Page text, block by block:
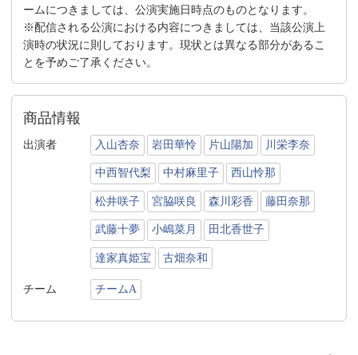
ームにつきましては、公演実施日時点のものとなります。
※配信される公演における内容につきましては、当該公演上
演時の状況に則しております。現状とは異なる部分があるこ
とを予めご了承ください。
商品情報
出演者 入山杏奈 岩田華怜 片山陽加 川栄李奈
中西智代梨 中村麻里子 西山怜那
松井咲子 宮脇咲良 森川彩香 藤田奈那
武藤十夢 小嶋菜月 田北香世子
達家真姫宝 古畑奈和
チーム チームA